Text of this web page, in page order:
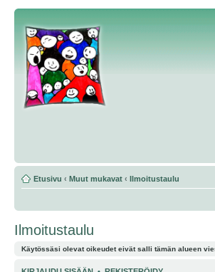
Etusivu ‹ Muut mukavat ‹ Ilmoitustaulu
Ilmoitustaulu
Käytössäsi olevat oikeudet eivät salli tämän alueen